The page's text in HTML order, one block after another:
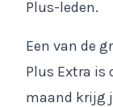
Plus-leden.
Een van de
Plus Extra is
maand krijg